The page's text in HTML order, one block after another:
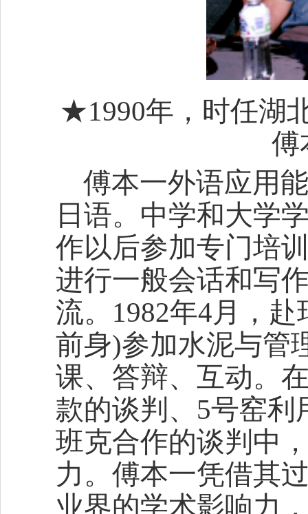
★1990年，时任湖
傅
傅本一外语应用
日语。中学和大学
作以后参加专门培
进行一般会话和写
流。1982年4月，
前身)参加水泥与管
课、答辩、互动。
款的谈判、5号窑
班克合作的谈判中
力。傅本一凭借其
业界的学术影响力